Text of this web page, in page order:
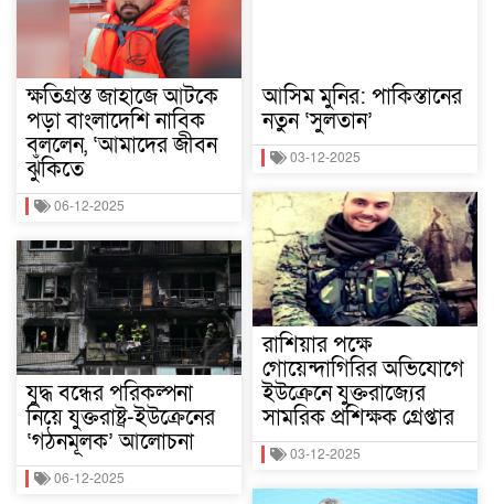
ক্ষতিগ্রস্ত জাহাজে আটকে
পড়া বাংলাদেশি নাবিক
বললেন, ‘আমাদের জীবন
ঝুঁকিতে
06-12-2025
যুদ্ধ বন্ধের পরিকল্পনা
নিয়ে যুক্তরাষ্ট্র-ইউক্রেনের
‘গঠনমূলক’ আলোচনা
06-12-2025
আসিম মুনির: পাকিস্তানের
নতুন ‘সুলতান’
03-12-2025
রাশিয়ার পক্ষে
গোয়েন্দাগিরির অভিযোগে
ইউক্রেনে যুক্তরাজ্যের
সামরিক প্রশিক্ষক গ্রেপ্তার
03-12-2025